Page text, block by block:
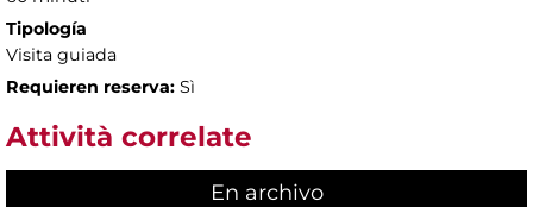
Tipología
Visita guiada
Requieren reserva: Sì
Attività correlate
En archivo